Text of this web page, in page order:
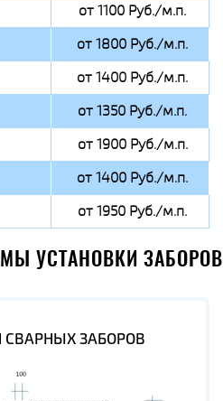
от 1100 Руб./м.п.
от 1800 Руб./м.п.
от 1400 Руб./м.п.
от 1350 Руб./м.п.
от 1900 Руб./м.п.
от 1400 Руб./м.п.
от 1950 Руб./м.п.
УСТАНОВКИ ЗАБОРОВ
СВАРНЫХ ЗАБОРОВ